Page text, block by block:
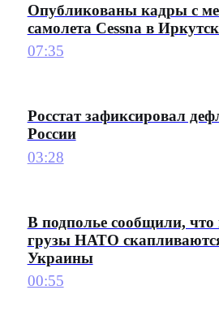
Опубликованы кадры с
самолета Cessna в
07:35
Росстат зафиксировал
России
03:28
В подполье сообщили, что
грузы НАТО
Украины
00:55